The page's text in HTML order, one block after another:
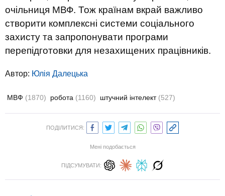
очільниця МВФ. Тож країнам вкрай важливо
створити комплексні системи соціального
захисту та запропонувати програми
перепідготовки для незахищених працівників.
Автор: Юлiя Далецька
МВФ (1870) робота (1160) штучний інтелект (527)
ПОДІЛИТИСЯ:
Мені подобається
ПІДСУМУВАТИ: